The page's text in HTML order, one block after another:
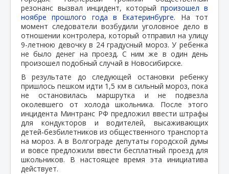
резонанс вызвал инцидент, которыйпроизошел в
ноябре прошлого года в Екатеринбурге. На тот
момент следователи возбудили уголовное дело в
отношении контролера, который отправил на улицу
9-летнюю девочку в 24 градусный мороз. У ребенка
не было денег на проезд. С ним же в один день
произошел подобный случай в Новосибирске.
В результате до следующей остановки ребенку
пришлось пешком идти 1,5 км в сильный мороз, пока
не остановилась маршрутка и не подвезла
околевшего от холода школьника. После этого
инцидента Минтранс РФ предложил ввести штрафы
для кондукторов и водителей, высаживающих
детей-безбилетников из общественного транспорта
на мороз. А в Волгограде депутаты городской думы
и вовсе предложили ввести бесплатный проезд для
школьников. В настоящее время эта инициатива
действует.